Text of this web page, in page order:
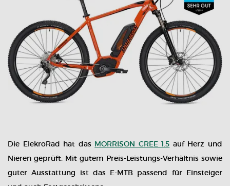
Die ElekroRad hat das MORRISON CREE 1.5 auf Herz und
Nieren geprüft. Mit gutem Preis-Leistungs-Verhältnis sowie
guter Ausstattung ist das E-MTB passend für Einsteiger